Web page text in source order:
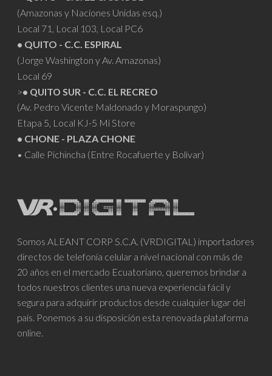
(Amazonas y Naciones Unidas esq.)
Local 71, Local 103, Local PC6
• QUITO - C.C. ESPIRAL
(Jorge Washington y Av. Amazonas)
Local 69
>• QUITO SUR - C.C. EL RECREO
(Av. Pedro Vicente Maldonado y Moraspungo)
Etapa 5, Local KJ-5 Mi Store
• CHONE - PLAZA CHONE
• Calle Pichincha (Entre Rocafuerte y Bolívar)
Somos ALEANT CORP S.C.A. (VRDIGITAL) importadores
directos de telefonía celular a nivel nacional con más de
20 años en el mercado Ecuatoriano, queremos brindar a
todos nuestros clientes una nueva experiencia fácil y
segura para adquirir productos desde cualquier lugar del
país. Ponemos a su disposición esta renovada plataforma
online.